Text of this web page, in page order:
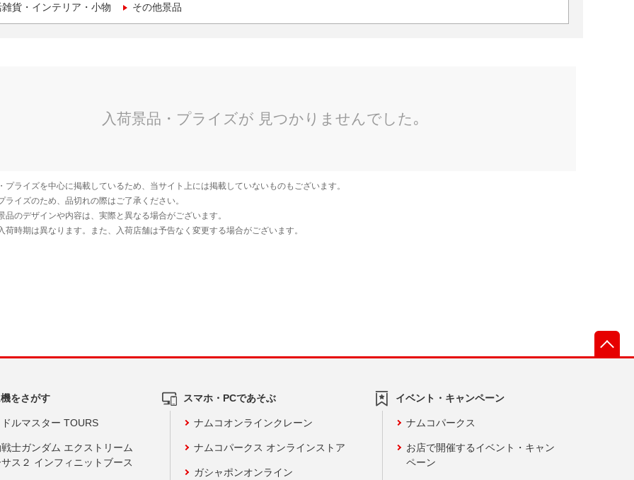
貨・インテリア・小物 その他景品
をさがす
ルマスター TOURS
士ガンダム エクストリーム
ス２ インフィニットブース
スマホ・PCであそぶ
ナムコオンラインクレーン
ナムコパークス オンラインストア
ガシャポンオンライン
イベント・キャンペーン
ナムコパークス
お店で開催するイベント・キャン
ペーン